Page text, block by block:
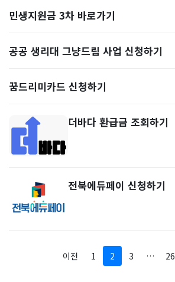
민생지원금 3차 바로가기
공공 생리대 그냥드림 사업 신청하기
꿈드리미카드 신청하기
더바다 환급금 조회하기
전북에듀페이 신청하기
이전 1 2 3 … 26